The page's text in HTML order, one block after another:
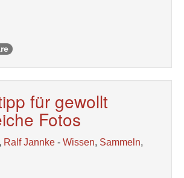
für gewollt
Fotos
Ralf Jannke - Wissen, Sammeln,